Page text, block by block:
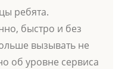
ребята.
быстро и без
вызывать не
об уровне сервиса